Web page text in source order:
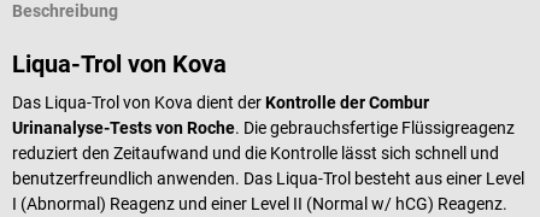
Beschreibung
Liqua-Trol von Kova
Das Liqua-Trol von Kova dient derKontrolle der Combur
Urinanalyse-Tests von Roche. Die gebrauchsfertige Flüssigreagenz
reduziert den Zeitaufwand und die Kontrolle lässt sich schnell und
benutzerfreundlich anwenden. Das Liqua-Trol besteht aus einer Level
I (Abnormal) Reagenz und einer Level II (Normal w/ hCG) Reagenz.